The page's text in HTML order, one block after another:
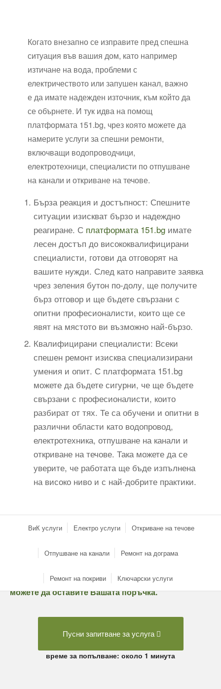
Когато внезапно се изправите пред спешна
ситуация във вашия дом, като например
изтичане на вода, проблеми с
електричеството или запушен канал, важно
е да имате надежден източник, към който да
се обърнете. И тук идва на помощ
платформата 151.bg, чрез която можете да
намерите услуги за спешни ремонти,
включващи водопроводчици,
електротехници, специалисти по отпушване
на канали и откриване на течове.
Бърза реакция и достъпност: Спешните
ситуации изискват бързо и надеждно
реагиране. С платформата 151.bgимате
лесен достъп до висококвалифицирани
специалисти, готови да отговорят на
вашите нужди. След като направите заявка
чрез зеления бутон по-долу, ще получите
бърз отговор и ще бъдете свързани с
опитни професионалисти, които ще се
явят на мястото ви възможно най-бързо.
Квалифицирани специалисти: Всеки
спешен ремонт изисква специализирани
умения и опит. С платформата 151.bg
можете да бъдете сигурни, че ще бъдете
свързани с професионалисти, които
разбират от тях. Те са обучени и опитни в
различни области като водопровод,
електротехника, отпушване на канали и
откриване на течове. Така можете да се
уверите, че работата ще бъде изпълнена
на високо ниво и с най-добрите практики.
ВиК услуги Електро услуги Откриване на течове
Отпушване на канали Ремонт на дограма
Ремонт на покриви Ключарски услуги
За да направите най-доброто за Вашия дом,
можете да оставите Вашата поръчка.
Пусни запитване за услуга
време за попълване: около 1 минута